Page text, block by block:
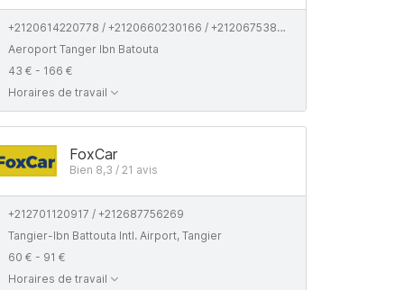
+2120614220778 / +2120660230166 / +2120675386167
Aeroport Tanger Ibn Batouta
43 € - 166 €
Horaires de travail
FoxCar
Bien 8,3 / 21 avis
+212701120917 / +212687756269
Tangier-Ibn Battouta Intl. Airport, Tangier
60 € - 91 €
Horaires de travail